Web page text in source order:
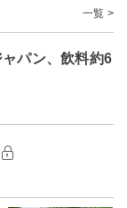
一覧 >
ャパン、飲料約6